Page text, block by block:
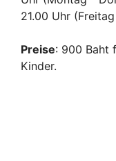
21.00 Uhr
Preise: 900 Baht
Kinder.